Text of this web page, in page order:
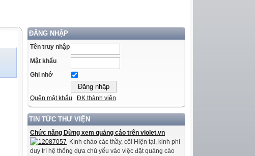
ĐĂNG NHẬP
Tên truy nhập
Mật khẩu
Ghi nhớ
Quên mật khẩu ĐK thành viên
TIN TỨC THƯ VIỆN
Chức năng Dừng xem quảng cáo trên violet.vn
Kính chào các thầy, cô! Hiện tại, kinh phí
duy trì hệ thống dựa chủ yếu vào việc đặt quảng cáo